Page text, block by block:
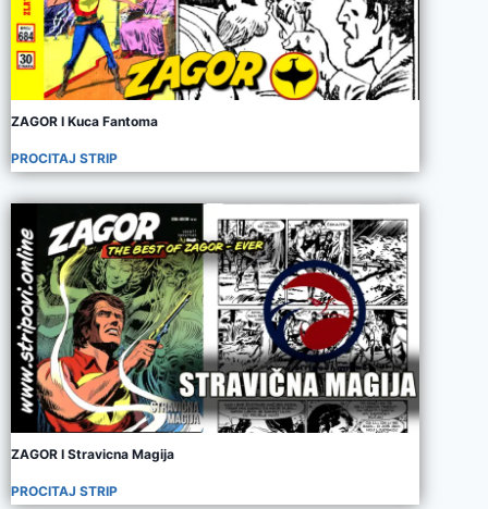
ZAGOR I Kuca Fantoma
PROCITAJ STRIP
ZAGOR I Stravicna Magija
PROCITAJ STRIP